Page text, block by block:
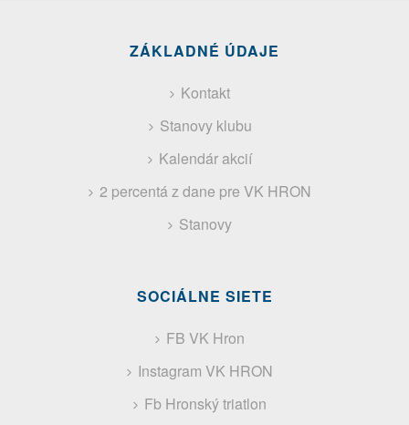
ZÁKLADNÉ ÚDAJE
Kontakt
Stanovy klubu
Kalendár akcií
2 percentá z dane pre VK HRON
Stanovy
SOCIÁLNE SIETE
FB VK Hron
Instagram VK HRON
Fb Hronský triatlon